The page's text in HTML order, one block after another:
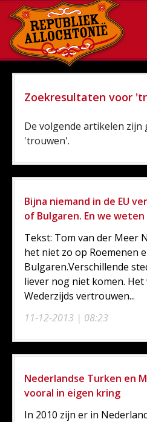
Zoekresultaten voor
De volgende artikelen zijn
'trouwen'.
Bijna niemand in de EU
of Bulgaren. En we weten
11-12-2013 | 08:23
Tekst: Tom van der Meer
het niet zo op Roemenen
Bulgaren.Verschillende
liever nog niet komen.
Wederzijds vertrouwen...
Nederlandse Turken en
vooral in eigen kring
In 2010 zijn er in